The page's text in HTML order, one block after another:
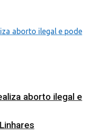
aborto ilegal e